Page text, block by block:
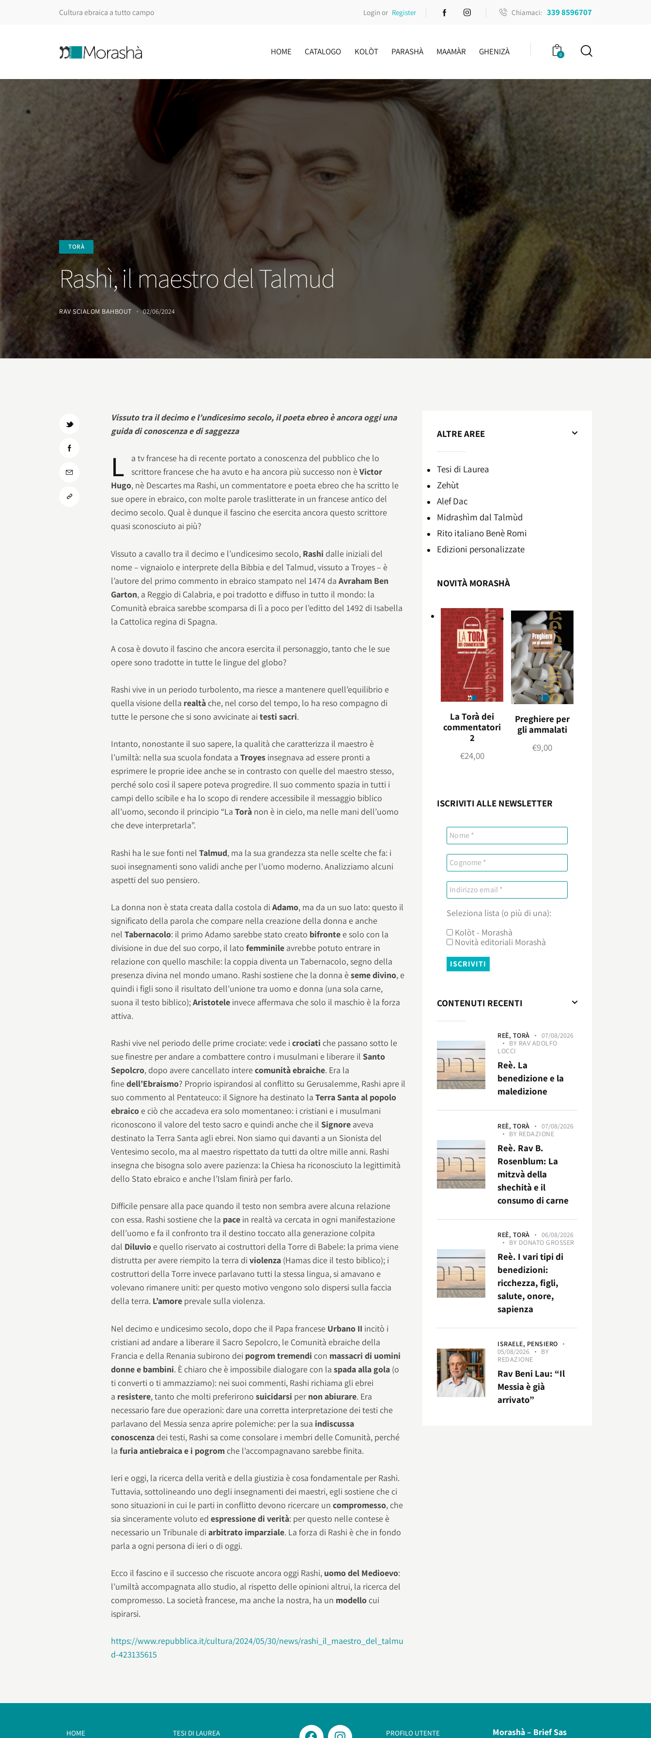
Cultura ebraica a tutto campo Login or Register Chiamaci: 339 8596707
HOME CATALOGO KOLÒT PARASHÀ MAAMÀR GHENIZÀ 0
TORÀ
Rashì, il maestro del Talmud
RAV SCIALOM BAHBOUT 02/06/2024
Vissuto tra il decimo e l’undicesimo secolo, il poeta ebreo è ancora oggi una
guida di conoscenza e di saggezza
L
a tv francese ha di recente portato a conoscenza del pubblico che lo
scrittore francese che ha avuto e ha ancora più successo non èVictor
Hugo, nè Descartes ma Rashi, un commentatore e poeta ebreo che ha scritto le
sue opere in ebraico, con molte parole traslitterate in un francese antico del
decimo secolo. Qual è dunque il fascino che esercita ancora questo scrittore
quasi sconosciuto ai più?
Vissuto a cavallo tra il decimo e l’undicesimo secolo, Rashi dalle iniziali del
nome – vignaiolo e interprete della Bibbia e del Talmud, vissuto a Troyes – è
l’autore del primo commento in ebraico stampato nel 1474 daAvraham Ben
Garton, a Reggio di Calabria, e poi tradotto e diffuso in tutto il mondo: la
Comunità ebraica sarebbe scomparsa di lì a poco per l’editto del 1492 di Isabella
la Cattolica regina di Spagna.
A cosa è dovuto il fascino che ancora esercita il personaggio, tanto che le sue
opere sono tradotte in tutte le lingue del globo?
Rashi vive in un periodo turbolento, ma riesce a mantenere quell’equilibrio e
quella visione della realtà che, nel corso del tempo, lo ha reso compagno di
tutte le persone che si sono avvicinate aitesti sacri.
Intanto, nonostante il suo sapere, la qualità che caratterizza il maestro è
l’umiltà: nella sua scuola fondata aTroyes insegnava ad essere pronti a
esprimere le proprie idee anche se in contrasto con quelle del maestro stesso,
perché solo così il sapere poteva progredire. Il suo commento spazia in tutti i
campi dello scibile e ha lo scopo di rendere accessibile il messaggio biblico
all’uomo, secondo il principio “LaTorà non è in cielo, ma nelle mani dell’uomo
che deve interpretarla”.
Rashi ha le sue fonti nelTalmud, ma la sua grandezza sta nelle scelte che fa: i
suoi insegnamenti sono validi anche per l’uomo moderno. Analizziamo alcuni
aspetti del suo pensiero.
La donna non è stata creata dalla costola diAdamo, ma da un suo lato: questo il
significato della parola che compare nella creazione della donna e anche
nelTabernacolo: il primo Adamo sarebbe stato creato bifronte e solo con la
divisione in due del suo corpo, il latofemminile avrebbe potuto entrare in
relazione con quello maschile: la coppia diventa un Tabernacolo, segno della
presenza divina nel mondo umano. Rashi sostiene che la donna èseme divino, e
quindi i figli sono il risultato dell’unione tra uomo e donna (una sola carne,
suona il testo biblico);Aristotele invece affermava che solo il maschio è la forza
attiva.
Rashi vive nel periodo delle prime crociate: vede icrociati che passano sotto le
sue finestre per andare a combattere contro i musulmani e liberare il Santo
Sepolcro, dopo avere cancellato interecomunità ebraiche. Era la
finedell’Ebraismo? Proprio ispirandosi al conflitto su Gerusalemme, Rashi apre il
suo commento al Pentateuco: il Signore ha destinato la Terra Santa al popolo
ebraico e ciò che accadeva era solo momentaneo: i cristiani e i musulmani
riconoscono il valore del testo sacro e quindi anche che il Signore aveva
destinato la Terra Santa agli ebrei. Non siamo qui davanti a un Sionista del
Ventesimo secolo, ma al maestro rispettato da tutti da oltre mille anni. Rashi
insegna che bisogna solo avere pazienza: la Chiesa ha riconosciuto la legittimità
dello Stato ebraico e anche l’Islam finirà per farlo.
Difficile pensare alla pace quando il testo non sembra avere alcuna relazione
con essa. Rashi sostiene che la pace in realtà va cercata in ogni manifestazione
dell’uomo e fa il confronto tra il destino toccato alla generazione colpita
dal Diluvio e quello riservato ai costruttori della Torre di Babele: la prima viene
distrutta per avere riempito la terra diviolenza (Hamas dice il testo biblico); i
costruttori della Torre invece parlavano tutti la stessa lingua, si amavano e
volevano rimanere uniti: per questo motivo vengono solo dispersi sulla faccia
della terra. L’amore prevale sulla violenza.
Nel decimo e undicesimo secolo, dopo che il Papa francese Urbano II incitò i
cristiani ad andare a liberare il Sacro Sepolcro, le Comunità ebraiche della
Francia e della Renania subirono dei pogrom tremendi con massacri di uomini
donne e bambini. È chiaro che è impossibile dialogare con laspada alla gola (o
ti converti o ti ammazziamo): nei suoi commenti, Rashi richiama gli ebrei
a resistere, tanto che molti preferironosuicidarsi per non abiurare. Era
necessario fare due operazioni: dare una corretta interpretazione dei testi che
parlavano del Messia senza aprire polemiche: per la sua indiscussa
conoscenza dei testi, Rashi sa come consolare i membri delle Comunità, perché
lafuria antiebraica e i pogrom che l’accompagnavano sarebbe finita.
Ieri e oggi, la ricerca della verità e della giustizia è cosa fondamentale per Rashi.
Tuttavia, sottolineando uno degli insegnamenti dei maestri, egli sostiene che ci
sono situazioni in cui le parti in conflitto devono ricercare uncompromesso, che
sia sinceramente voluto edespressione di verità: per questo nelle contese è
necessario un Tribunale di arbitrato imparziale. La forza di Rashi è che in fondo
parla a ogni persona di ieri o di oggi.
Ecco il fascino e il successo che riscuote ancora oggi Rashi, uomo del Medioevo:
l’umiltà accompagnata allo studio, al rispetto delle opinioni altrui, la ricerca del
compromesso. La società francese, ma anche la nostra, ha un modello cui
ispirarsi.
https://www.repubblica.it/cultura/2024/05/30/news/rashi_il_maestro_del_talmu
d-423135615
ALTRE AREE
Tesi di Laurea
Zehùt
Alef Dac
Midrashìm dal Talmùd
Rito italiano Benè Romi​
Edizioni personalizzate
NOVITÀ MORASHÀ
La Torà dei
commentatori
2
€24,00
Preghiere per
gli ammalati
€9,00
ISCRIVITI ALLE NEWSLETTER
Seleziona lista (o più di una):
Kolòt - Morashà
Novità editoriali Morashà
CONTENUTI RECENTI
REÈ, TORÀ
07/08/2026
BY RAV ADOLFO
LOCCI
Reè. La
benedizione e la
maledizione
REÈ, TORÀ
07/08/2026
BY REDAZIONE
Reè. Rav B.
Rosenblum: La
mitzvà della
shechità e il
consumo di carne
REÈ, TORÀ
06/08/2026
BY DONATO GROSSER
Reè. I vari tipi di
benedizioni:
ricchezza, figli,
salute, onore,
sapienza
ISRAELE, PENSIERO
05/08/2026
BY
REDAZIONE
Rav Beni Lau: “Il
Messia è già
arrivato”
HOME TESI DI LAUREA PROFILO UTENTE Morashà – Brief Sas